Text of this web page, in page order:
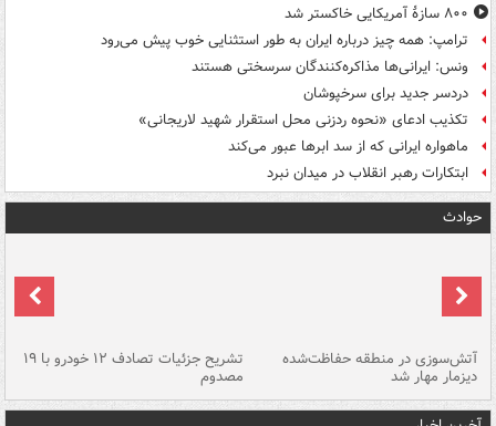
۸۰۰ سازۀ آمریکایی خاکستر شد
ترامپ: همه چیز درباره ایران به طور استثنایی خوب پیش می‌رود
ونس: ایرانی‌ها مذاکره‌کنندگان سرسختی هستند
دردسر جدید برای سرخپوشان
تکذیب ادعای «نحوه ردزنی محل استقرار شهید لاریجانی»
ماهواره ایرانی که از سد ابرها عبور می‌کند
ابتکارات رهبر انقلاب در میدان نبرد
حوادث
آتش‌سوزی در منطقه حفاظت‌شده
دیزمار مهار شد
تشریح جزئیات تصادف ۱۲ خودرو با ۱۹
مصدوم